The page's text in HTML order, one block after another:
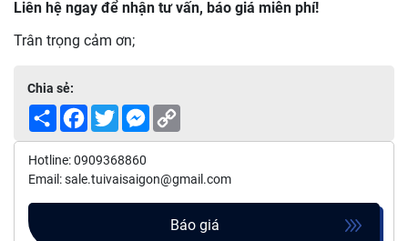
Liên hệ ngay để nhận tư vấn, báo giá miễn phí!
Trân trọng cảm ơn;
Chia sẻ:
Share Facebook
TwitterMessenger
Hotline: 0909368860
Email: sale.tuivaisaigon@gmail.com
Báo giá